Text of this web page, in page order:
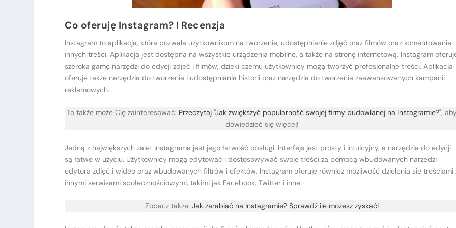
Co oferuję Instagram? I Recenzja
Instagram to aplikacja, która pozwala użytkownikom na tworzenie, udostępnianie zdjęć oraz filmów oraz komentowanie
innych treści. Aplikacja jest dostępna na wszystkie urządzenia mobilne, a także na stronę internetową. Instagram
szeroką gamę narzędzi do edycji zdjęć i filmów, dzięki czemu użytkownicy mogą tworzyć profesjonalne treści. Aplikacja
oferuje także narzędzia do tworzenia i udostępniania historii oraz narzędzia do tworzenia zaawansowanych kampanii
reklamowych.
To także może Cię zainteresować: Przeczytaj "Jak zwiększyć popularność swojej firmy budowlanej na Instagramie?",
dowiedzieć się więcej!
Jedną z największych zalet Instagrama jest jego łatwość obsługi. Interfejs jest prosty i intuicyjny, a narzędzia do edycji
są łatwe w użyciu. Użytkownicy mogą edytować i dostosowywać swoje treści za pomocą wbudowanych narzędzi
edytora zdjęć i wideo oraz wbudowanych filtrów i efektów. Instagram oferuje również możliwość dzielenia się treściami
innymi serwisami społecznościowymi, takimi jak Facebook, Twitter i inne.
Zobacz także: Jak zarabiać na Instagramie? Sprawdź ile możesz zyskać!